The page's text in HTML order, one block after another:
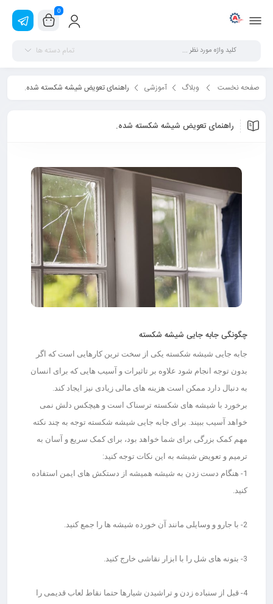
0
تمام دسته ها
صفحه نخست وبلاگ آموزشی راهنمای تعویض شیشه شکسته شده.
راهنمای تعویض شیشه شکسته شده.
چگونگی جابه جایی شیشه شکسته
جابه جایی شیشه شکسته یکی از سخت ترین کارهایی است که اگر
بدون توجه انجام شود علاوه بر تاثیرات و آسیب هایی که برای انسان
به دنبال دارد ممکن است هزینه های مالی زیادی نیز ایجاد کند.
برخورد با شیشه های شکسته ترسناک است و هیچکس دلش نمی
خواهد آسیب ببیند. برای جابه جایی شیشه شکسته توجه به چند نکته
مهم کمک بزرگی برای شما خواهد بود، برای کمک سریع و آسان به
ترمیم و تعویض شیشه به این نکات توجه کنید:
1- هنگام دست زدن به شیشه همیشه از دستکش های ایمن استفاده
کنید.
2- با جارو و وسایلی مانند آن خورده شیشه ها را جمع کنید.
3- بتونه های شل را با ابزار نقاشی خارج کنید.
4- قبل از سنباده زدن و تراشیدن شیارها حتما نقاط لعاب قدیمی را